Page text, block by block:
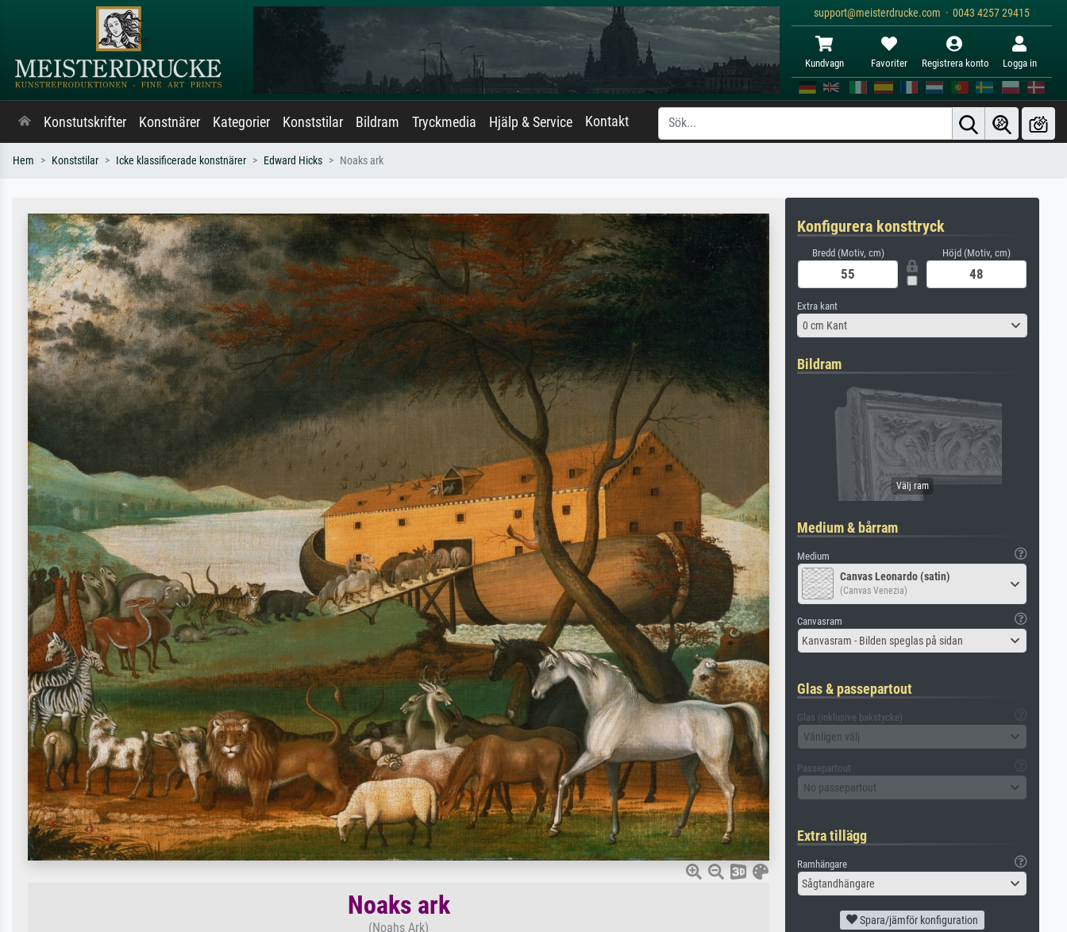
support@meisterdrucke.com · 0043 4257 29415
Kundvagn Favoriter Registrera konto Logga in
Konstutskrifter Konstnärer Kategorier Konststilar Bildram Tryckmedia Hjälp & Service Kontakt
Hem Konststilar Icke klassificerade konstnärer Edward Hicks Noaks ark
Noaks ark
(Noahs Ark)
Konfigurera konsttryck
Bredd (Motiv, cm) Höjd (Motiv, cm)
Extra kant
0 cm Kant
Bildram
Medium & bårram
Medium
Canvas Leonardo (satin)
(Canvas Venezia)
Canvasram
Kanvasram - Bilden speglas på sidan
Glas & passepartout
Glas (inklusive bakstycke)
Vänligen välj
Passepartout
No passepartout
Extra tillägg
Ramhängare
Sågtandhängare
Spara/jämför konfiguration